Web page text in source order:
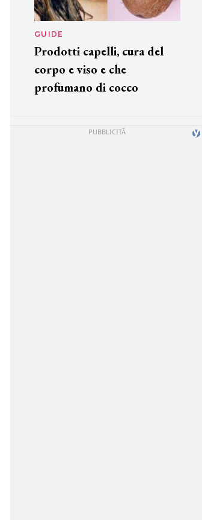
GUIDE
Prodotti capelli, cura del
corpo e viso e che
profumano di cocco